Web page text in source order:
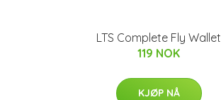
LTS Complete Fly Wallet
119 NOK
KJØP NÅ